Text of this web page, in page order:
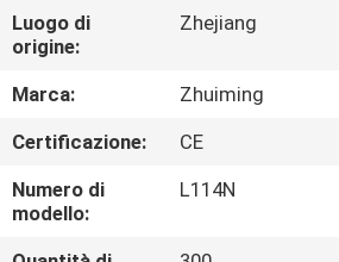
CIRCA
NOI
GIRO
DELLA
FABBRICA
Luogo di
origine:
Zhejiang
Marca:
Zhuiming
Certificazione:
CE
Numero di
modello:
L114N